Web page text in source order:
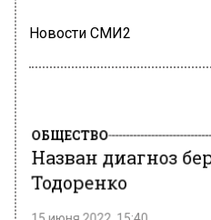
Новости СМИ2
ОБЩЕСТВО
Назван диагноз
Тодоренко
15 июня 2022, 15:40